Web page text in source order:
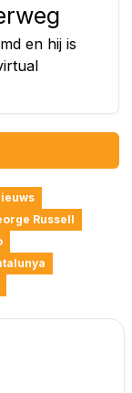
en hij is
Russell